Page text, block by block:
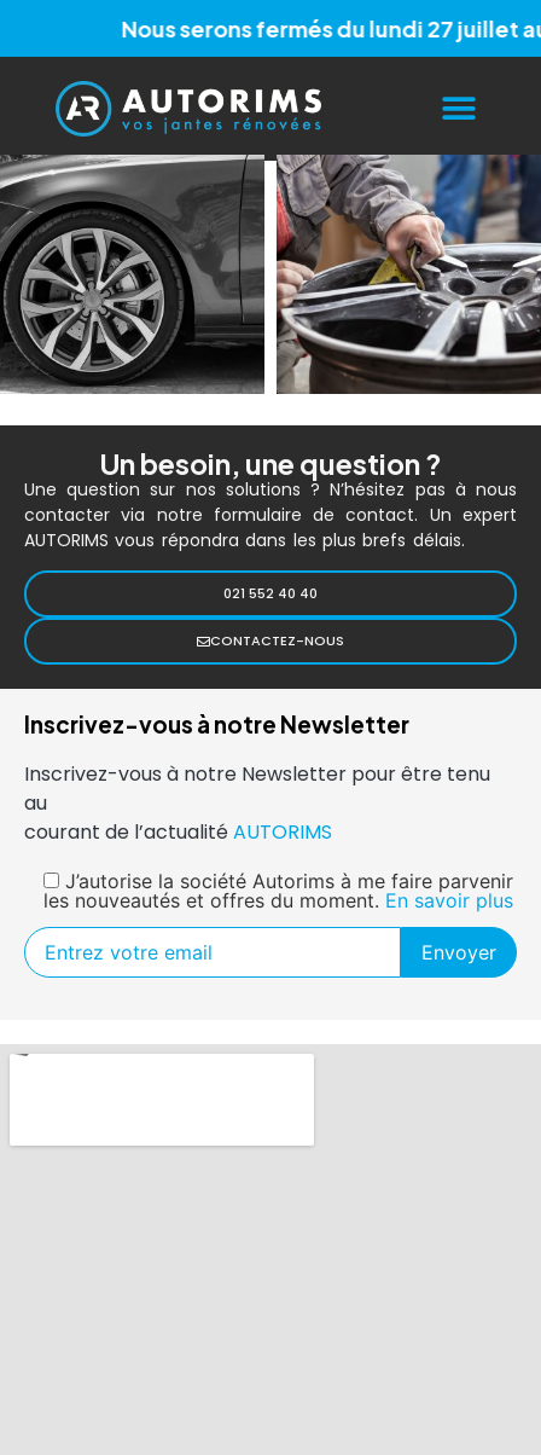
Nous serons fermés du lundi 27 juillet
Mention légales
Un besoin, une question ?
Une question sur nos solutions ? N’hésitez pas à nous
contacter via notre formulaire de contact. Un expert
AUTORIMS vous répondra dans les plus brefs délais.
021 552 40 40
CONTACTEZ-NOUS
Inscrivez-vous à notre Newsletter
Inscrivez-vous à notre Newsletter pour être tenu
au
courant de l’actualitéAUTORIMS
J’autorise la société Autorims à me faire parvenir
les nouveautés et offres du moment. En savoir plus
Envoyer